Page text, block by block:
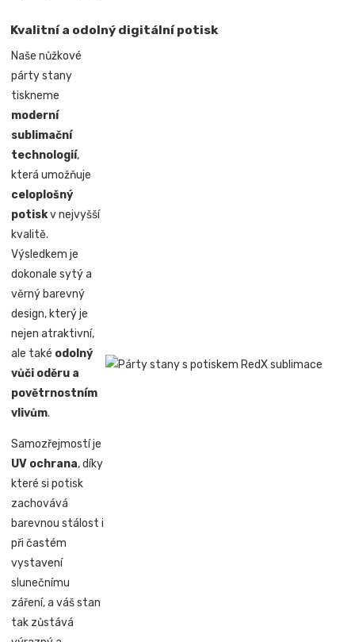
Kvalitní a odolný digitální potisk
Naše nůžkové
párty stany
tiskneme
moderní
sublimační
technologií,
která umožňuje
celoplošný
potiskv nejvyšší
kvalitě.
Výsledkem je
dokonale sytý a
věrný barevný
design, který je
nejen atraktivní,
ale také odolný
vůči oděru a
povětrnostním
vlivům.
Samozřejmostí je
UV ochrana, díky
které si potisk
zachovává
barevnou stálost i
při častém
vystavení
slunečnímu
záření, a váš stan
tak zůstává